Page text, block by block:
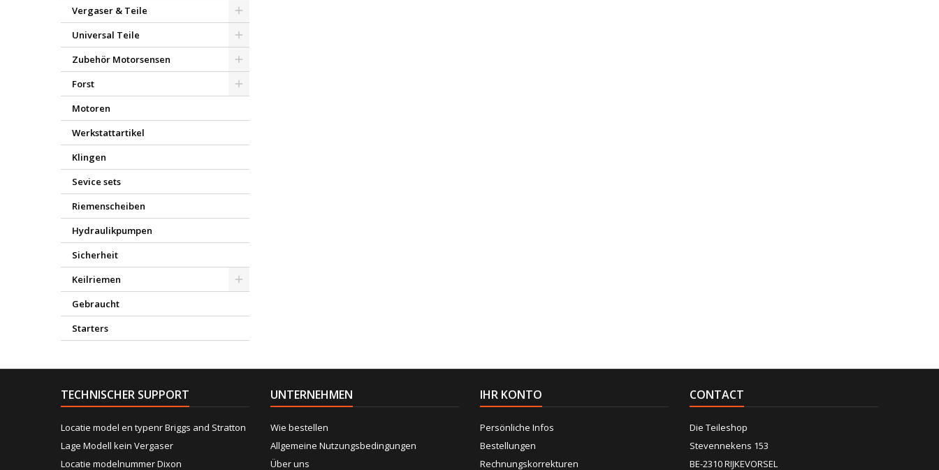
Vergaser & Teile
Universal Teile
Zubehör Motorsensen
Forst
Motoren
Werkstattartikel
Klingen
Sevice sets
Riemenscheiben
Hydraulikpumpen
Sicherheit
Keilriemen
Gebraucht
Starters
TECHNISCHER SUPPORT
Locatie model en typenr Briggs and Stratton
Lage Modell kein Vergaser
Locatie modelnummer Dixon
UNTERNEHMEN
Wie bestellen
Allgemeine Nutzungsbedingungen
Über uns
IHR KONTO
Persönliche Infos
Bestellungen
Rechnungskorrekturen
CONTACT
Die Teileshop
Stevennekens 153
BE-2310 RIJKEVORSEL